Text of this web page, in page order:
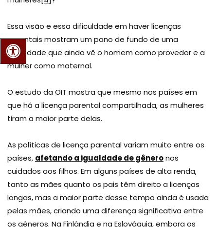
Essa visão e essa dificuldade em haver licenças
parentais mostram um pano de fundo de uma
sociedade que ainda vê o homem como provedor e a
mulher como maternal.
O estudo da OIT mostra que mesmo nos países em
que há a licença parental compartilhada, as mulheres
tiram a maior parte delas.
As políticas de licença parental variam muito entre os
países, afetando a igualdade de gêneronos
cuidados aos filhos. Em alguns países de alta renda,
tanto as mães quanto os pais têm direito a licenças
longas, mas a maior parte desse tempo ainda é usada
pelas mães, criando uma diferença significativa entre
os gêneros. Na Finlândia e na Eslováquia, embora os